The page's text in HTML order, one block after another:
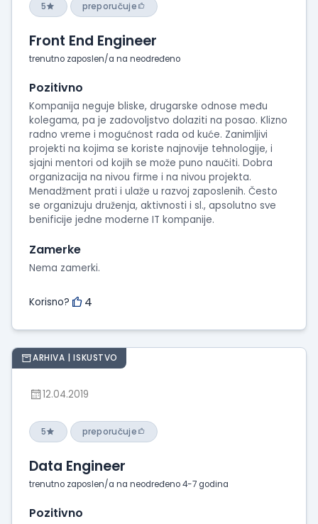
5 preporučuje
Front End Engineer
trenutno zaposlen/a na neodređeno
Pozitivno
Kompanija neguje bliske, drugarske odnose među
kolegama, pa je zadovoljstvo dolaziti na posao. Klizno
radno vreme i mogućnost rada od kuće. Zanimljivi
projekti na kojima se koriste najnovije tehnologije, i
sjajni mentori od kojih se može puno naučiti. Dobra
organizacija na nivou firme i na nivou projekta.
Menadžment prati i ulaže u razvoj zaposlenih. Često
se organizuju druženja, aktivnosti i sl., apsolutno sve
benificije jedne moderne IT kompanije.
Zamerke
Nema zamerki.
Korisno? 4
ARHIVA | ISKUSTVO
12.04.2019
5 preporučuje
Data Engineer
trenutno zaposlen/a na neodređeno 4-7 godina
Pozitivno